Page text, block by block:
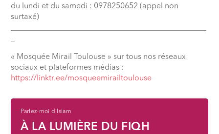
du lundi et du samedi : 0978250652 (appel non
surtaxé)
« Mosquée Mirail Toulouse » sur tous nos réseaux
sociaux et plateformes médias :
⁠https://linktr.ee/mosqueemirailtoulouse
Parlez-moi d'Islam
À LA LUMIÈRE DU FIQH